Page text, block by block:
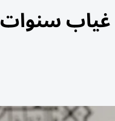
غياب سنوات